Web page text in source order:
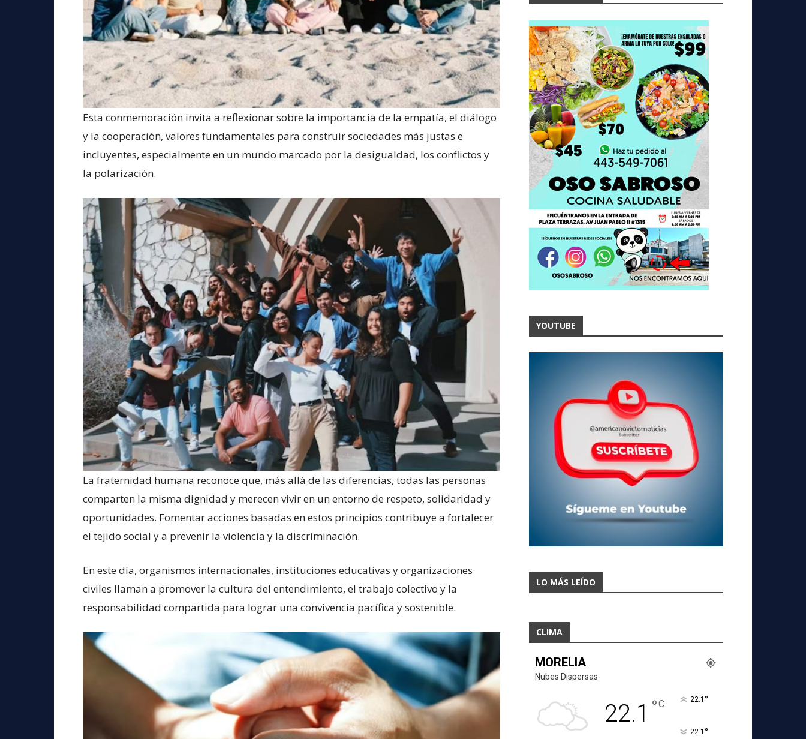
Esta conmemoración invita a reflexionar sobre la importancia de la empatía, el diálogo
y la cooperación, valores fundamentales para construir sociedades más justas e
incluyentes, especialmente en un mundo marcado por la desigualdad, los conflictos y
la polarización.
La fraternidad humana reconoce que, más allá de las diferencias, todas las personas
comparten la misma dignidad y merecen vivir en un entorno de respeto, solidaridad y
oportunidades. Fomentar acciones basadas en estos principios contribuye a fortalecer
el tejido social y a prevenir la violencia y la discriminación.
En este día, organismos internacionales, instituciones educativas y organizaciones
civiles llaman a promover la cultura del entendimiento, el trabajo colectivo y la
responsabilidad compartida para lograr una convivencia pacífica y sostenible.
YOUTUBE
LO MÁS LEÍDO
CLIMA
MORELIA
Nubes Dispersas
22.1 °C 22.1 °
22.1 °